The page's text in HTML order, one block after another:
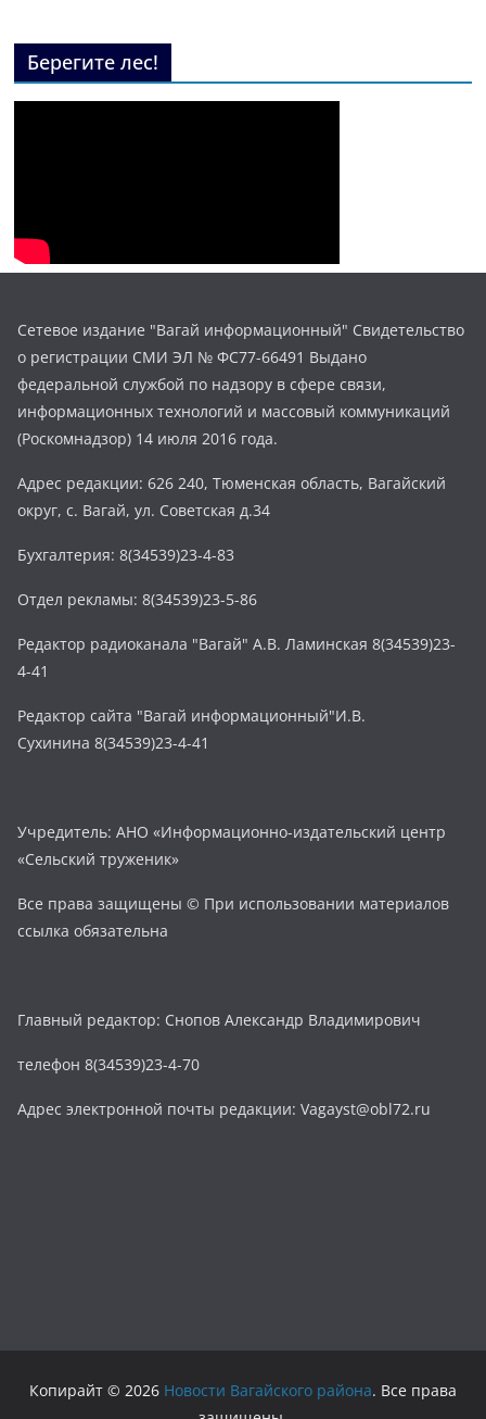
Берегите лес!
Сетевое издание "Вагай информационный" Свидетельство
о регистрации СМИ ЭЛ № ФС77-66491 Выдано
федеральной службой по надзору в сфере связи,
информационных технологий и массовый коммуникаций
(Роскомнадзор) 14 июля 2016 года.
Адрес редакции: 626 240, Тюменская область, Вагайский
округ, с. Вагай, ул. Советская д.34
Бухгалтерия: 8(34539)23-4-83
Отдел рекламы: 8(34539)23-5-86
Редактор радиоканала "Вагай" А.В. Ламинская 8(34539)23-
4-41
Редактор сайта "Вагай информационный"И.В.
Сухинина 8(34539)23-4-41
Учредитель: АНО «Информационно-издательский центр
«Сельский труженик»
Все права защищены © При использовании материалов
ссылка обязательна
Главный редактор: Снопов Александр Владимирович
телефон 8(34539)23-4-70
Адрес электронной почты редакции: Vagayst@obl72.ru
Копирайт © 2026 Новости Вагайского района. Все права